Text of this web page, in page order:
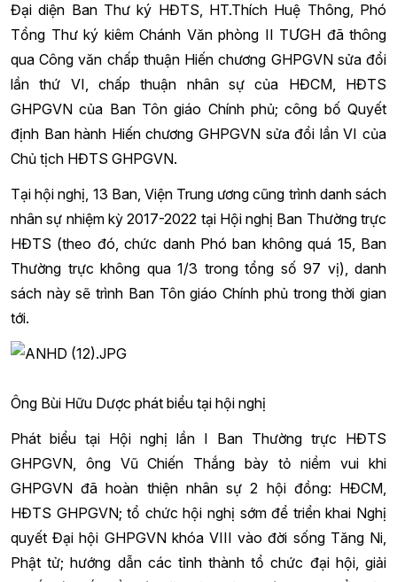
Đại diện Ban Thư ký HĐTS, HT.Thích Huệ Thông, Phó
Tổng Thư ký kiêm Chánh Văn phòng II TƯGH đã thông
qua Công văn chấp thuận Hiến chương GHPGVN sửa đổi
lần thứ VI, chấp thuận nhân sự của HĐCM, HĐTS
GHPGVN của Ban Tôn giáo Chính phủ; công bố Quyết
định Ban hành Hiến chương GHPGVN sửa đổi lần VI của
Chủ tịch HĐTS GHPGVN.
Tại hội nghị, 13 Ban, Viện Trung ương cũng trình danh sách
nhân sự nhiệm kỳ 2017-2022 tại Hội nghị Ban Thường trực
HĐTS (theo đó, chức danh Phó ban không quá 15, Ban
Thường trực không qua 1/3 trong tổng số 97 vị), danh
sách này sẽ trình Ban Tôn giáo Chính phủ trong thời gian
tới.
Ông Bùi Hữu Dược phát biểu tại hội nghị
Phát biểu tại Hội nghị lần I Ban Thường trực HĐTS
GHPGVN, ông Vũ Chiến Thắng bày tỏ niềm vui khi
GHPGVN đã hoàn thiện nhân sự 2 hội đồng: HĐCM,
HĐTS GHPGVN; tổ chức hội nghị sớm để triển khai Nghị
quyết Đại hội GHPGVN khóa VIII vào đời sống Tăng Ni,
Phật tử; hướng dẫn các tỉnh thành tổ chức đại hội, giải